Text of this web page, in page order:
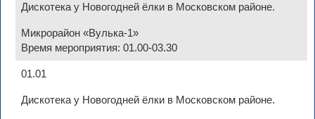
Дискотека у Новогодней ёлки в Московском районе.
Микрорайон «Вулька-1»
Время мероприятия: 01.00-03.30
01.01
Дискотека у Новогодней ёлки в Московском районе.